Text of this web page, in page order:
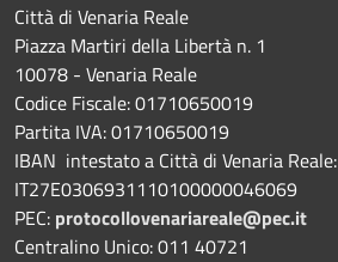
Città di Venaria Reale
Piazza Martiri della Libertà n. 1
10078 - Venaria Reale
Codice Fiscale: 01710650019
Partita IVA: 01710650019
IBAN intestato a Città di Venaria Reale:
IT27E0306931110100000046069
PEC: protocollovenariareale@pec.it
Centralino Unico: 011 40721